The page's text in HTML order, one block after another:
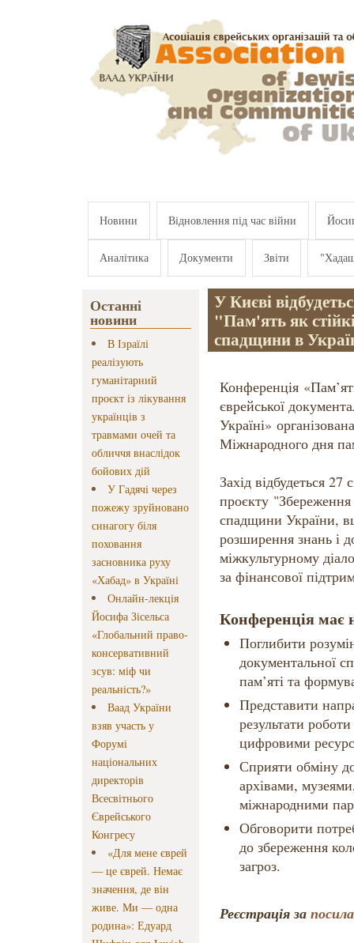
Новини Відновлення під час війни
Аналітика Документи Звіти
Останні
новини
В Ізраїлі
реалізують
гуманітарний
проєкт із лікування
українців з
травмами очей та
обличчя внаслідок
бойових дій
У Гадячі через
пожежу зруйновано
синагогу біля
поховання
засновника руху
«Хабад» в Україні
Онлайн-лекція
Йосифа Зісельса
«Глобальний право-
консервативний
зсув: міф чи
реальність?»
Ваад України
взяв участь у
Форумі
національних
директорів
Всесвітнього
Єврейського
Конгресу
«Для мене єврей
— це єврей. Немає
значення, де він
живе. Ми — одна
родина»: Едуард
У Києві
"Пам'ять як
спадщини в
Конференція
єврейської
Україні»
Міжнародного дня
Захід відбудеться
проєкту "Збереження
спадщини України,
розширення знань і
міжкультурному
за фінансової
Конференція має
Поглибити
документальної
пам’яті та
Представити
результати
цифровими
Сприяти обміну
архівами,
міжнародними
Обговорити
до збереження
загроз.
Реєстрація за